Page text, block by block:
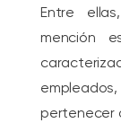
Entre
mención
pertenecer